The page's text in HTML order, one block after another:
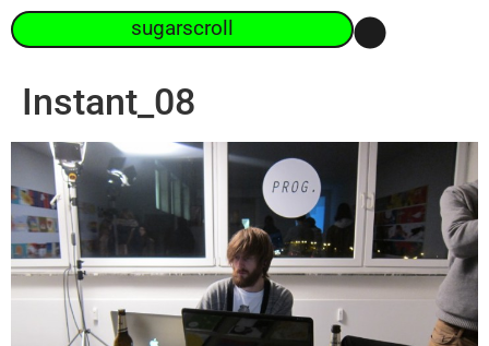
sugarscroll
Instant_08